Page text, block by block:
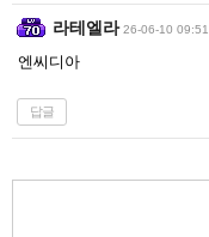
라테엘라 26-06-10 09:51
엔씨디아
답글